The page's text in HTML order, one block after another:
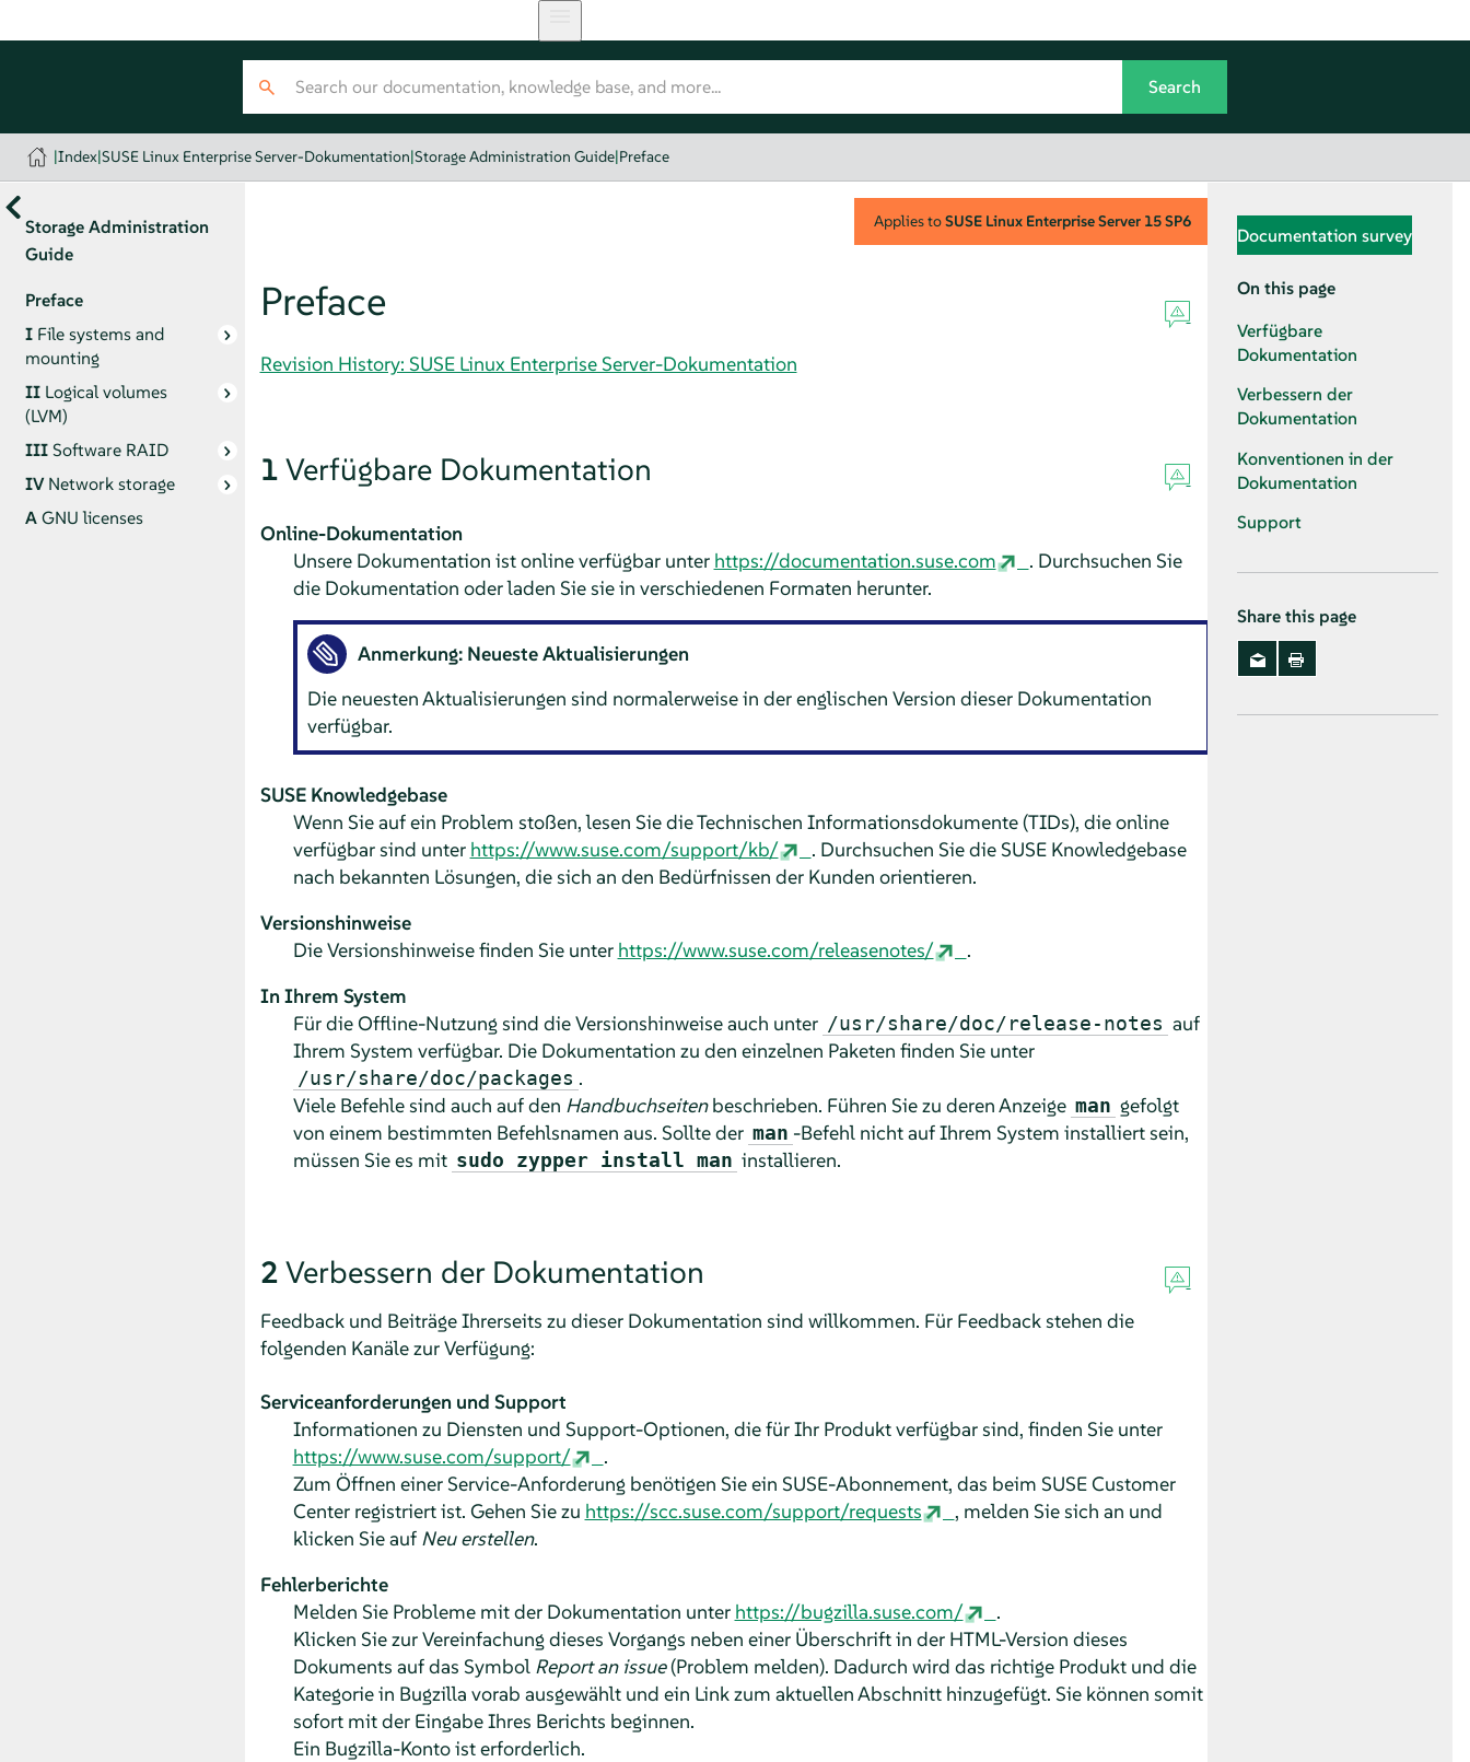
|Index|SUSE Linux Enterprise Server-Dokumentation|Storage Administration Guide|Preface
Storage Administration
Guide
Preface
I File systems and
mounting
II Logical volumes
(LVM)
IIISoftware RAID
IVNetwork storage
AGNU licenses
Applies toSUSE Linux Enterprise Server 15 SP6
Preface
Revision History: SUSE Linux Enterprise Server-Dokumentation
1 Verfügbare Dokumentation
Online-Dokumentation
Unsere Dokumentation ist online verfügbar unter https://documentation.suse.com
. Durchsuchen Sie
die Dokumentation oder laden Sie sie in verschiedenen Formaten herunter.
Anmerkung: Neueste Aktualisierungen
Die neuesten Aktualisierungen sind normalerweise in der englischen Version dieser Dokumentation
verfügbar.
SUSE Knowledgebase
Wenn Sie auf ein Problem stoßen, lesen Sie die Technischen Informationsdokumente (TIDs), die online
verfügbar sind unter https://www.suse.com/support/kb/
. Durchsuchen Sie die SUSE Knowledgebase
nach bekannten Lösungen, die sich an den Bedürfnissen der Kunden orientieren.
Versionshinweise
Die Versionshinweise finden Sie unter https://www.suse.com/releasenotes/
.
In Ihrem System
Für die Offline-Nutzung sind die Versionshinweise auch unter /usr/share/doc/release-notes auf
Ihrem System verfügbar. Die Dokumentation zu den einzelnen Paketen finden Sie unter
/usr/share/doc/packages .
Viele Befehle sind auch auf den Handbuchseitenbeschrieben. Führen Sie zu deren Anzeige man gefolgt
von einem bestimmten Befehlsnamen aus. Sollte der man -Befehl nicht auf Ihrem System installiert sein,
müssen Sie es mit sudo zypper install man installieren.
2 Verbessern der Dokumentation
Feedback und Beiträge Ihrerseits zu dieser Dokumentation sind willkommen. Für Feedback stehen die
folgenden Kanäle zur Verfügung:
Serviceanforderungen und Support
Informationen zu Diensten und Support-Optionen, die für Ihr Produkt verfügbar sind, finden Sie unter
https://www.suse.com/support/
.
Zum Öffnen einer Service-Anforderung benötigen Sie ein SUSE-Abonnement, das beim SUSE Customer
Center registriert ist. Gehen Sie zu https://scc.suse.com/support/requests
, melden Sie sich an und
klicken Sie auf Neu erstellen.
Fehlerberichte
Melden Sie Probleme mit der Dokumentation unter https://bugzilla.suse.com/
.
Klicken Sie zur Vereinfachung dieses Vorgangs neben einer Überschrift in der HTML-Version dieses
Dokuments auf das Symbol Report an issue(Problem melden). Dadurch wird das richtige Produkt und die
Kategorie in Bugzilla vorab ausgewählt und ein Link zum aktuellen Abschnitt hinzugefügt. Sie können somit
sofort mit der Eingabe Ihres Berichts beginnen.
Ein Bugzilla-Konto ist erforderlich.
Documentation survey
On this page
Verfügbare
Dokumentation
Verbessern der
Dokumentation
Konventionen in der
Dokumentation
Support
Share this page